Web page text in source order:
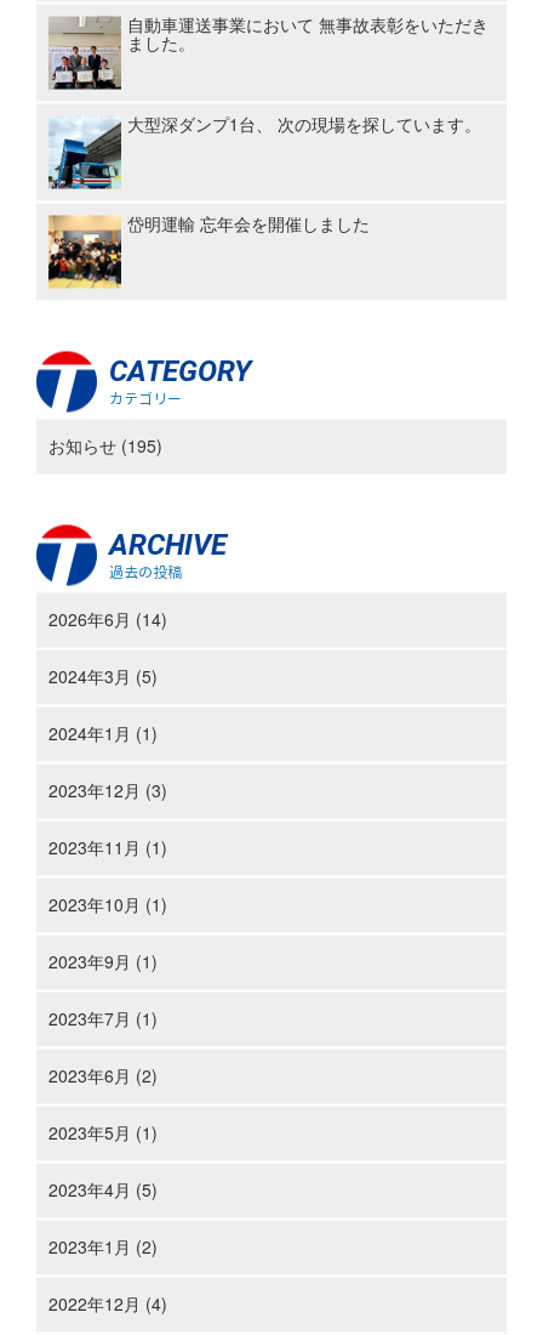
自動車運送事業において 無事故表彰をいただき
ました。
大型深ダンプ1台、 次の現場を探しています。
岱明運輸 忘年会を開催しました
CATEGORY
カテゴリー
お知らせ (195)
ARCHIVE
過去の投稿
2026年6月 (14)
2024年3月 (5)
2024年1月 (1)
2023年12月 (3)
2023年11月 (1)
2023年10月 (1)
2023年9月 (1)
2023年7月 (1)
2023年6月 (2)
2023年5月 (1)
2023年4月 (5)
2023年1月 (2)
2022年12月 (4)